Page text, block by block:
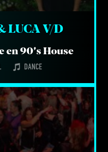
LUCA V/​D
en 90’s House
DANCE